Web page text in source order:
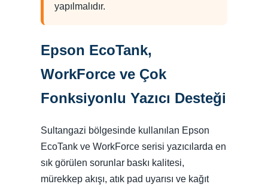
yapılmalıdır.
Epson EcoTank,
WorkForce ve Çok
Fonksiyonlu Yazıcı Desteği
Sultangazi bölgesinde kullanılan Epson
EcoTank ve WorkForce serisi yazıcılarda en
sık görülen sorunlar baskı kalitesi,
mürekkep akışı, atık pad uyarısı ve kağıt